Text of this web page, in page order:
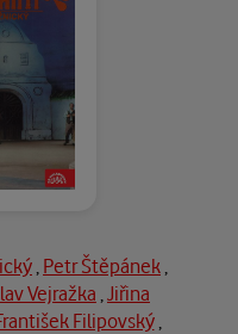
Petr Štěpánek
Vejražka Jiřina
Filipovský,